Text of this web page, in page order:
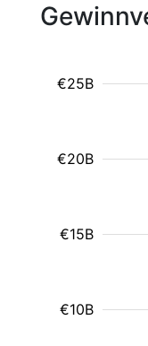
€10B
€15B
€20B
€25B